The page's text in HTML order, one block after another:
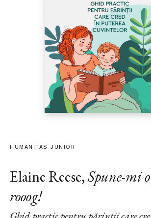
HUMANITAS JUNIOR
Elaine Reese,Spune-mi o
rooog!